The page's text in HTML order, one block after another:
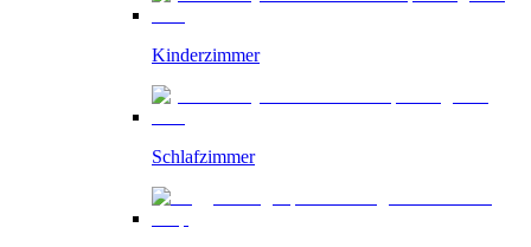
Kinderzimmer
Schlafzimmer